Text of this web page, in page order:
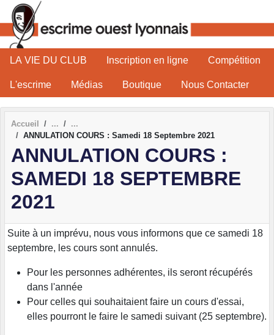
LA VIE DU CLUB Inscription en ligne Compétition
L'escrime Médias Boutique Nous Contacter
Accueil
ANNULATION COURS : Samedi 18 Septembre 2021
ANNULATION COURS :
SAMEDI 18 SEPTEMBRE
2021
Suite à un imprévu, nous vous informons que ce samedi 18
septembre, les cours sont annulés.
Pour les personnes adhérentes, ils seront récupérés
dans l'année
Pour celles qui souhaitaient faire un cours d'essai,
elles pourront le faire le samedi suivant (25 septembre).
Panneau de gestion des cookies